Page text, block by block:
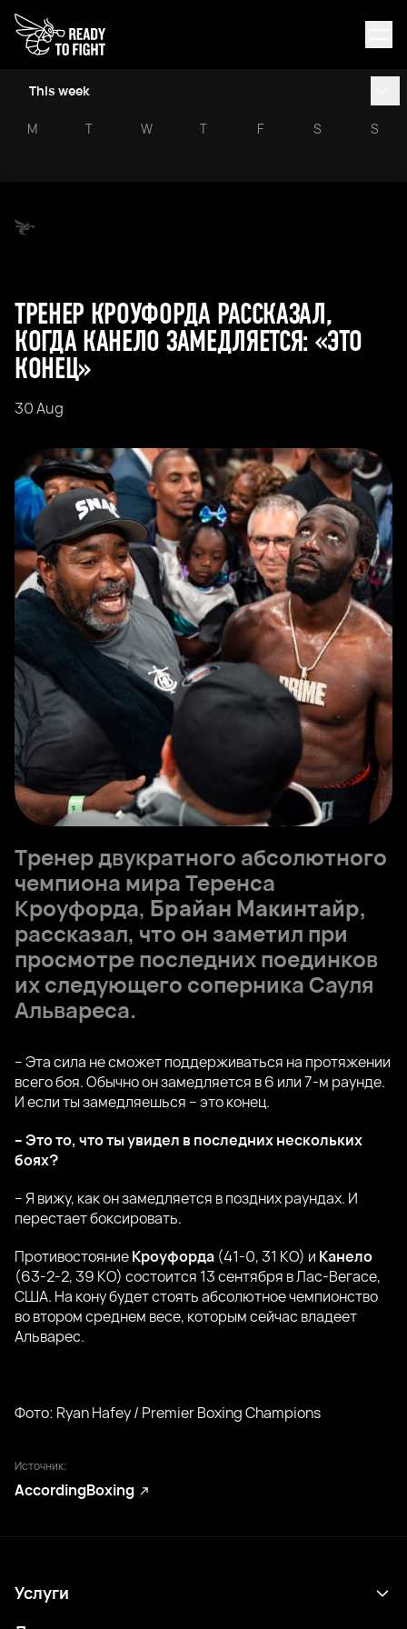
This week
M T W T F S S
ТРЕНЕР КРОУФОРДА РАССКАЗАЛ,
КОГДА КАНЕЛО ЗАМЕДЛЯЕТСЯ: «ЭТО
КОНЕЦ»
30 Aug
Тренер двукратного абсолютного
чемпиона мира Теренса
Кроуфорда, Брайан Макинтайр,
рассказал, что он заметил при
просмотре последних поединков
их следующего соперника Сауля
Альвареса.
– Эта сила не сможет поддерживаться на протяжении
всего боя. Обычно он замедляется в 6 или 7-м раунде.
И если ты замедляешься – это конец.
– Это то, что ты увидел в последних нескольких
боях?
– Я вижу, как он замедляется в поздних раундах. И
перестает боксировать.
ПротивостояниеКроуфорда (41-0, 31 КО) и Канело
(63-2-2, 39 КО) состоится 13 сентября в Лас-Вегасе,
США. На кону будет стоять абсолютное чемпионство
во втором среднем весе, которым сейчас владеет
Альварес.
Фото: Ryan Hafey / Premier Boxing Champions
Источник:
AccordingBoxing
Услуги